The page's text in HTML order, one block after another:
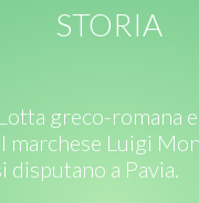
STORIA
greco-romana
marchese Luigi
disputano a Pavia.